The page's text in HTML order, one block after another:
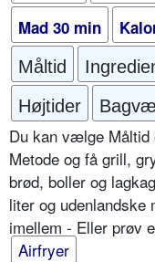
Mad 30 min
Måltid
Højtider
Du kan vælge Måltid
Metode og få grill,
brød, boller og
liter og
imellem - Eller prøv
Airfryer